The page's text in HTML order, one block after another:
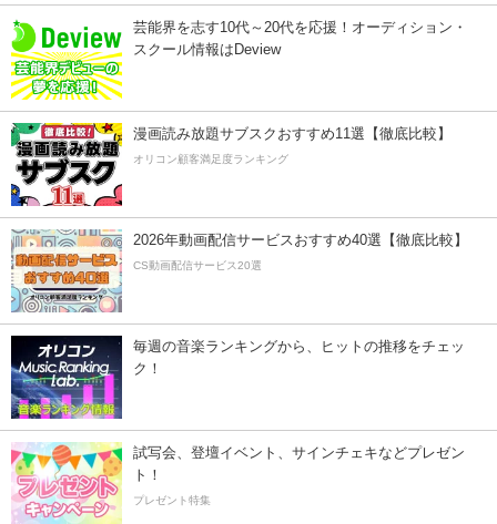
芸能界を志す10代～20代を応援！オーディション・
スクール情報はDeview
漫画読み放題サブスクおすすめ11選【徹底比較】
オリコン顧客満足度ランキング
2026年動画配信サービスおすすめ40選【徹底比較】
CS動画配信サービス20選
毎週の音楽ランキングから、ヒットの推移をチェッ
ク！
試写会、登壇イベント、サインチェキなどプレゼン
ト！
プレゼント特集